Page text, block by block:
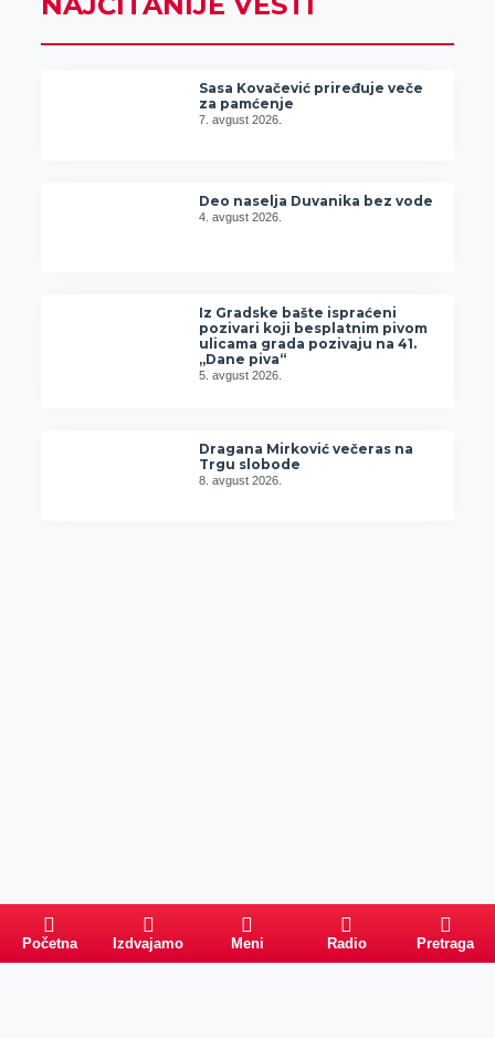
Sasa Kovačević priređuje veče
za pamćenje
7. avgust 2026.
Deo naselja Duvanika bez vode
4. avgust 2026.
Iz Gradske bašte ispraćeni
pozivari koji besplatnim pivom
ulicama grada pozivaju na 41.
„Dane piva“
5. avgust 2026.
Dragana Mirković večeras na
Trgu slobode
8. avgust 2026.
Početna Izdvajamo Meni Radio Pretraga